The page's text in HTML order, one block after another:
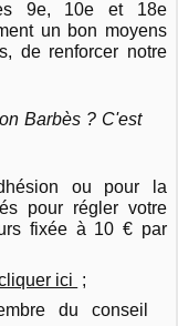
9e, 10e et 18e
un bon moyens
de renforcer notre
Barbès ? C'est
ou pour la
pour régler votre
fixée à 10 € par
ici ;
du conseil